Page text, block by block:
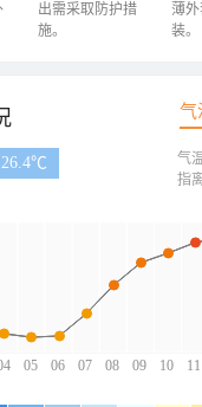
出需采取防护措
施。
薄
装。
气
05 06 07 08 09 10 11
气
指